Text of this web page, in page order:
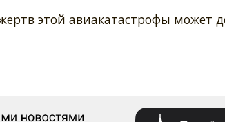
этой авиакатастрофы может